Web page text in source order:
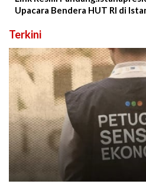
Upacara Bendera HUT RI di
Terkini